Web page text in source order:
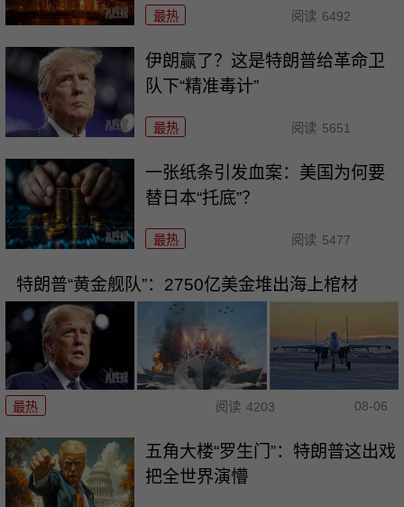
最热 阅读 6492
伊朗赢了？这是特朗普给革命卫
队下“精准毒计”
最热 阅读 5651
一张纸条引发血案：美国为何要
替日本“托底”？
最热 阅读 5477
特朗普“黄金舰队”：2750亿美金堆出海上棺材
最热 阅读 4203 08-06
五角大楼“罗生门”：特朗普这出戏
把全世界演懵